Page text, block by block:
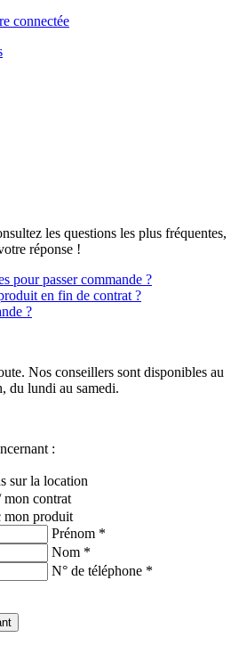
connectée
les questions les plus fréquentes,
réponse !
pour passer commande ?
en fin de contrat ?
?
Nos conseillers sont disponibles au
du lundi au samedi.
:
sur la location
mon contrat
mon produit
Prénom *
Nom *
N° de téléphone *